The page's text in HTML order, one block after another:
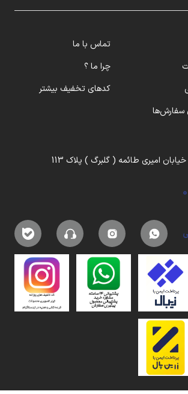
تماس با ما
چرا ما ؟
کدهای تخفیف بیشتر
سفارش‌ها
امیری طائمه ( گلبرگ ) پلاک 113